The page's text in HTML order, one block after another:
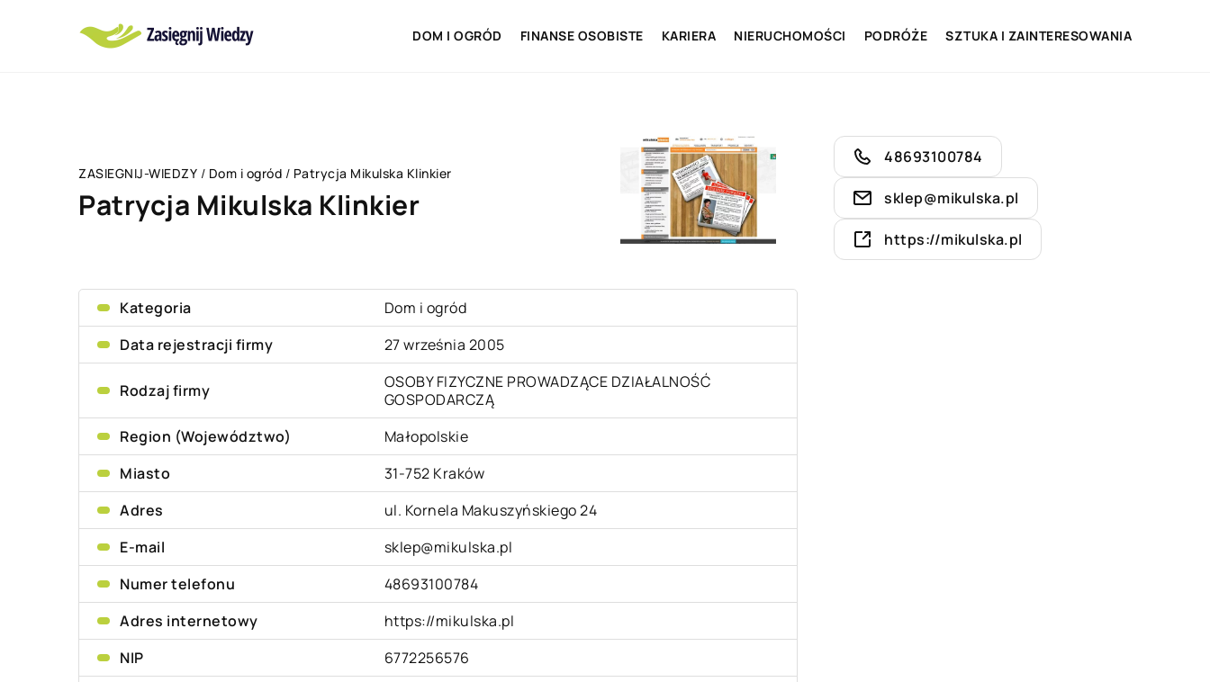
DOM I OGRÓD FINANSE OSOBISTE KARIERA NIERUCHOMOŚCI PODRÓŻE SZTUKA I ZAINTERESOWANIA
ZASIEGNIJ-WIEDZY / Dom i ogród / Patrycja Mikulska Klinkier
Patrycja Mikulska Klinkier
Kategoria
Dom i ogród
Data rejestracji firmy
27 września 2005
Rodzaj firmy
OSOBY FIZYCZNE PROWADZĄCE DZIAŁALNOŚĆ
GOSPODARCZĄ
Region (Województwo)
Małopolskie
Miasto
31-752 Kraków
Adres
ul. Kornela Makuszyńskiego 24
E-mail
sklep@mikulska.pl
Numer telefonu
48693100784
Adres internetowy
https://mikulska.pl
NIP
6772256576
48693100784
sklep@mikulska.pl
https://mikulska.pl